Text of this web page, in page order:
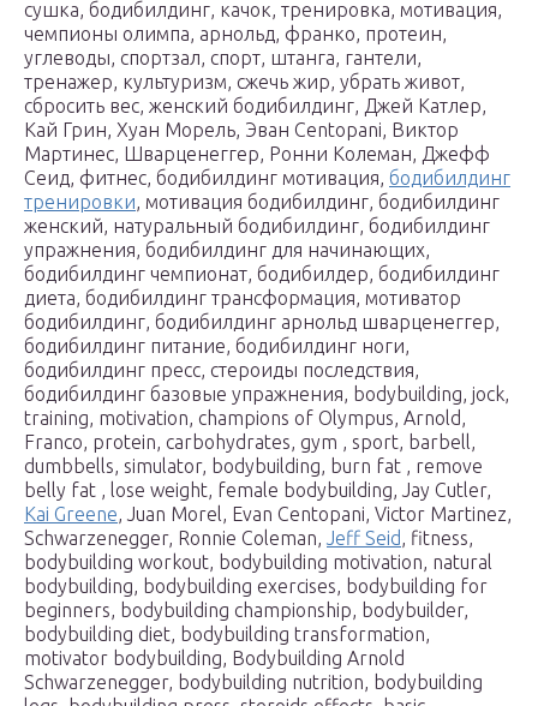
сушка, бодибилдинг, качок, тренировка, мотивация,
чемпионы олимпа, арнольд, франко, протеин,
углеводы, спортзал, спорт, штанга, гантели,
тренажер, культуризм, сжечь жир, убрать живот,
сбросить вес, женский бодибилдинг, Джей Катлер,
Кай Грин, Хуан Морель, Эван Centopani, Виктор
Мартинес, Шварценеггер, Ронни Колеман, Джефф
Сеид, фитнес, бодибилдинг мотивация, бодибилдинг
тренировки, мотивация бодибилдинг, бодибилдинг
женский, натуральный бодибилдинг, бодибилдинг
упражнения, бодибилдинг для начинающих,
бодибилдинг чемпионат, бодибилдер, бодибилдинг
диета, бодибилдинг трансформация, мотиватор
бодибилдинг, бодибилдинг арнольд шварценеггер,
бодибилдинг питание, бодибилдинг ноги,
бодибилдинг пресс, стероиды последствия,
бодибилдинг базовые упражнения, bodybuilding, jock,
training, motivation, champions of Olympus, Arnold,
Franco, protein, carbohydrates, gym , sport, barbell,
dumbbells, simulator, bodybuilding, burn fat , remove
belly fat , lose weight, female bodybuilding, Jay Cutler,
Kai Greene, Juan Morel, Evan Centopani, Victor Martinez,
Schwarzenegger, Ronnie Coleman, Jeff Seid, fitness,
bodybuilding workout, bodybuilding motivation, natural
bodybuilding, bodybuilding exercises, bodybuilding for
beginners, bodybuilding championship, bodybuilder,
bodybuilding diet, bodybuilding transformation,
motivator bodybuilding, Bodybuilding Arnold
Schwarzenegger, bodybuilding nutrition, bodybuilding